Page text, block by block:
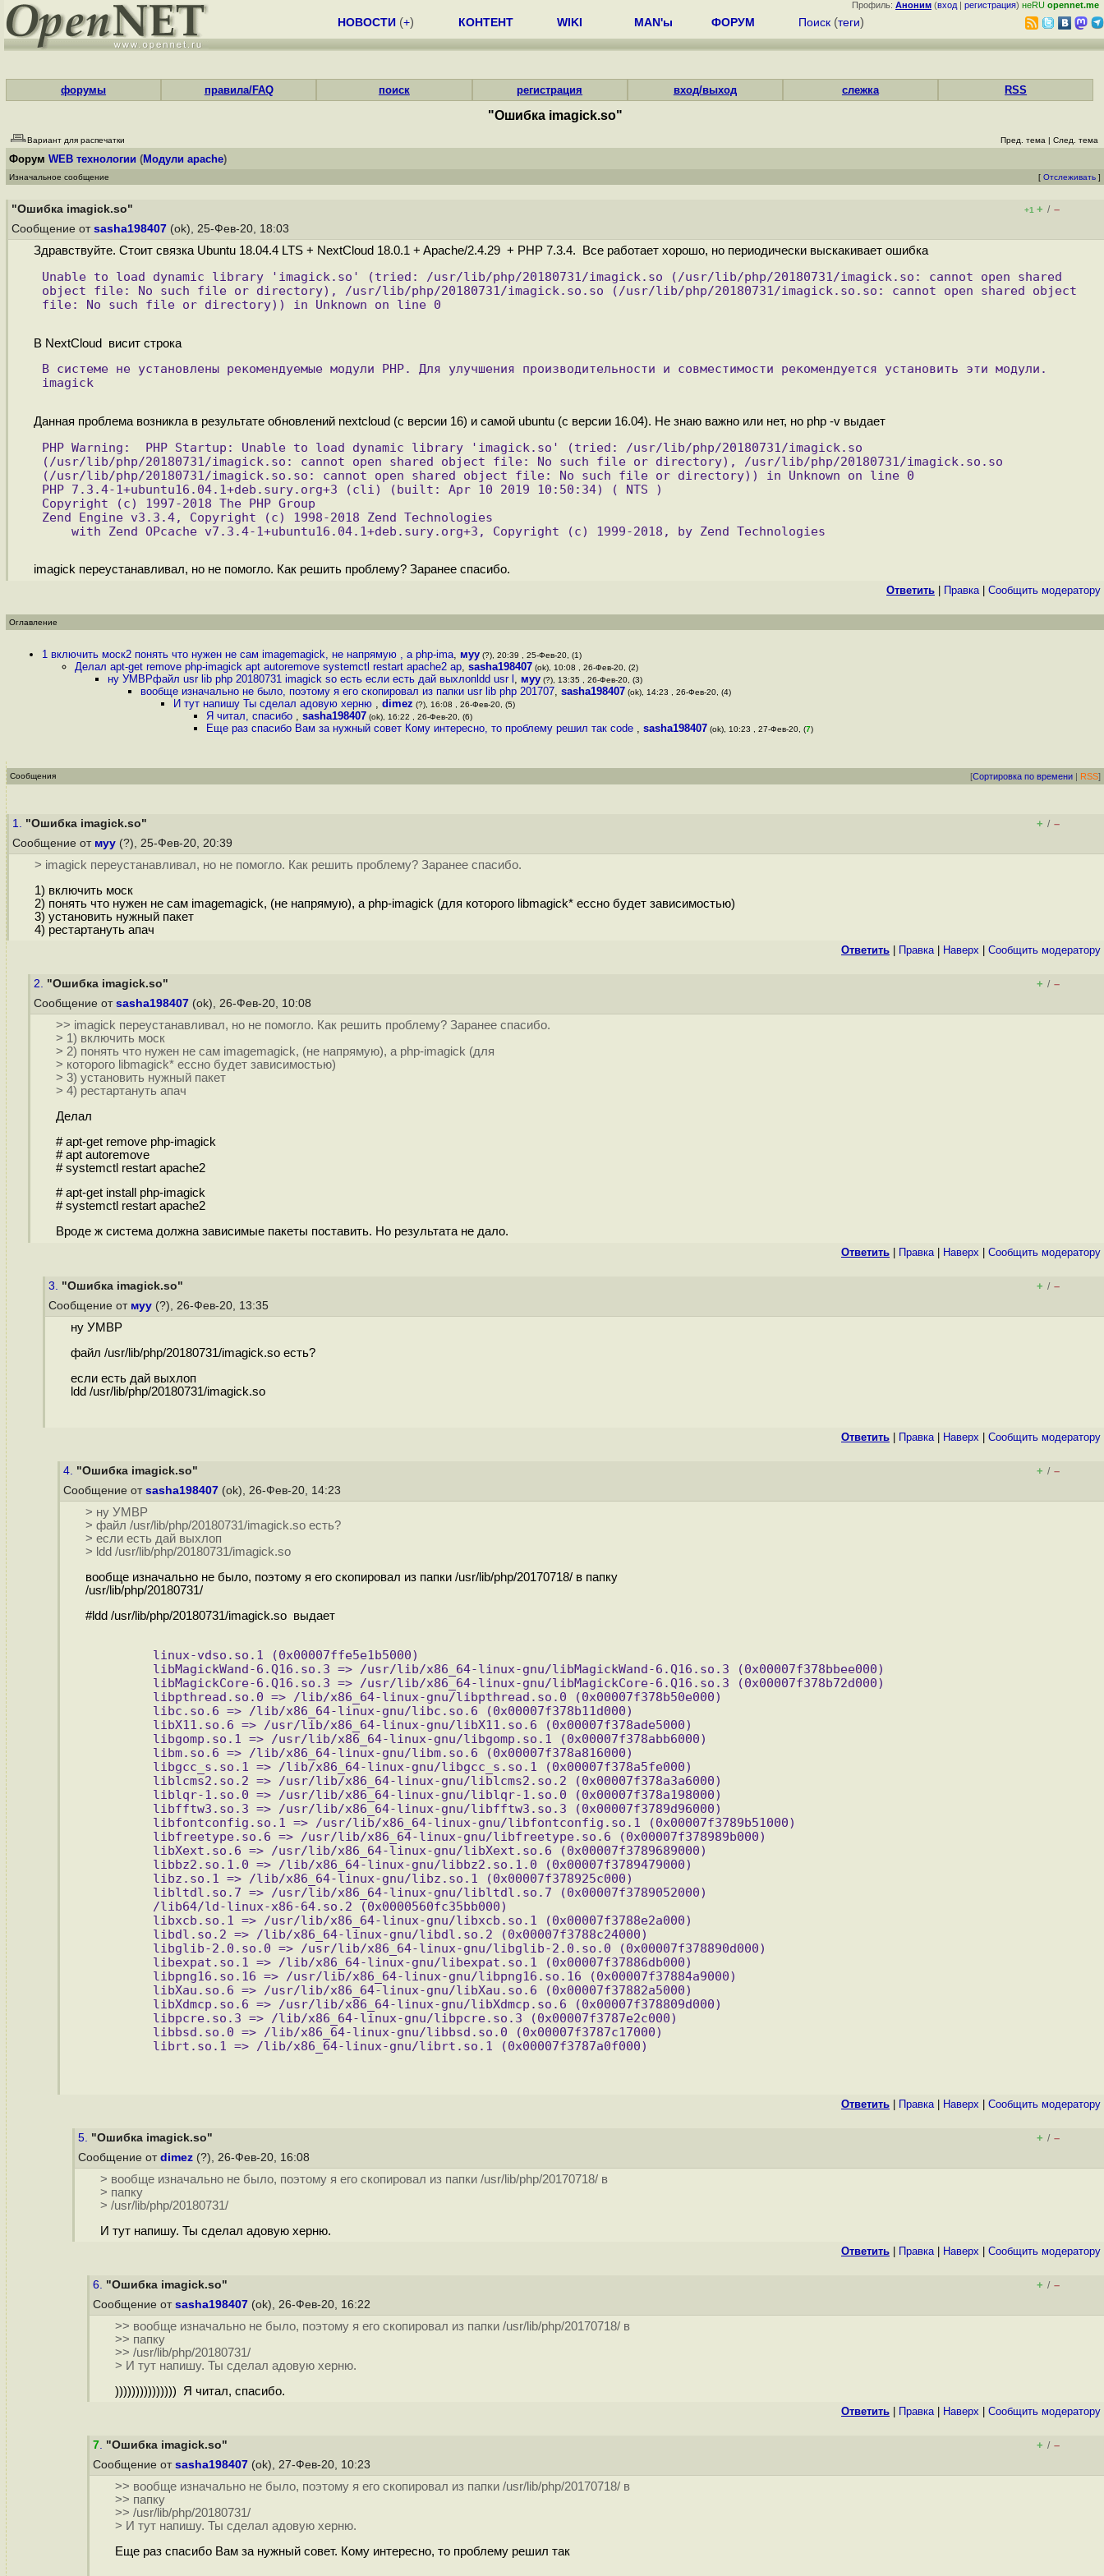
Профиль: Аноним (вход | регистрация) неRU opennet.me
НОВОСТИ (+) КОНТЕНТ WIKI MAN'ы ФОРУМ Поиск (теги)
форумы правила/FAQ поиск регистрация вход/выход слежка RSS
"Ошибка imagick.so"
Вариант для распечатки Пред. тема | След. тема
Форум WEB технологии (Модули apache)
Изначальное сообщение [ Отслеживать ]
"Ошибка imagick.so" +1 + / –
Сообщение от sasha198407 (ok), 25-Фев-20, 18:03
Здравствуйте. Стоит связка Ubuntu 18.04.4 LTS + NextCloud 18.0.1 + Apache/2.4.29 + PHP 7.3.4. Все работает хорошо, но периодически выскакивает ошибка
Unable to load dynamic library 'imagick.so' (tried: /usr/lib/php/20180731/imagick.so (/usr/lib/php/20180731/imagick.so: cannot open shared
object file: No such file or directory), /usr/lib/php/20180731/imagick.so.so (/usr/lib/php/20180731/imagick.so.so: cannot open shared object
file: No such file or directory)) in Unknown on line 0
В NextCloud висит строка
В системе не установлены рекомендуемые модули PHP. Для улучшения производительности и совместимости рекомендуется установить эти модули.
imagick
Данная проблема возникла в результате обновлений nextcloud (с версии 16) и самой ubuntu (с версии 16.04). Не знаю важно или нет, но php -v выдает
PHP Warning:  PHP Startup: Unable to load dynamic library 'imagick.so' (tried: /usr/lib/php/20180731/imagick.so
(/usr/lib/php/20180731/imagick.so: cannot open shared object file: No such file or directory), /usr/lib/php/20180731/imagick.so.so
(/usr/lib/php/20180731/imagick.so.so: cannot open shared object file: No such file or directory)) in Unknown on line 0
PHP 7.3.4-1+ubuntu16.04.1+deb.sury.org+3 (cli) (built: Apr 10 2019 10:50:34) ( NTS )
Copyright (c) 1997-2018 The PHP Group
Zend Engine v3.3.4, Copyright (c) 1998-2018 Zend Technologies
with Zend OPcache v7.3.4-1+ubuntu16.04.1+deb.sury.org+3, Copyright (c) 1999-2018, by Zend Technologies
imagick переустанавливал, но не помогло. Как решить проблему? Заранее спасибо.
Ответить Правка| Cообщить модератору
Оглавление
1 включить моск2 понять что нужен не сам imagemagick, не напрямую , а php-ima, муу (?), 20:39 , 25-Фев-20, (1)
Делал apt-get remove php-imagick apt autoremove systemctl restart apache2 ap, sasha198407 (ok), 10:08 , 26-Фев-20, (2)
ну УМВРфайл usr lib php 20180731 imagick so есть если есть дай выхлопldd usr l , муу (?), 13:35 , 26-Фев-20, (3)
вообще изначально не было, поэтому я его скопировал из папки usr lib php 201707, sasha198407 (ok), 14:23 , 26-Фев-20, (4)
И тут напишу Ты сделал адовую херню , dimez (?), 16:08 , 26-Фев-20, (5)
Я читал, спасибо , sasha198407 (ok), 16:22 , 26-Фев-20, (6)
Еще раз спасибо Вам за нужный совет Кому интересно, то проблему решил так code , sasha198407 (ok), 10:23 , 27-Фев-20, (7)
Сообщения [Сортировка по времени | RSS]
1. "Ошибка imagick.so" + / –
Сообщение от муу (?), 25-Фев-20, 20:39
> imagick переустанавливал, но не помогло. Как решить проблему? Заранее спасибо.
1) включить моск
2) понять что нужен не сам imagemagick, (не напрямую), а php-imagick (для которого libmagick* ессно будет зависимостью)
3) установить нужный пакет
4) рестартануть апач
Ответить Правка| Наверх Cообщить модератору
2. "Ошибка imagick.so" + / –
Сообщение от sasha198407 (ok), 26-Фев-20, 10:08
>> imagick переустанавливал, но не помогло. Как решить проблему? Заранее спасибо.
> 1) включить моск
> 2) понять что нужен не сам imagemagick, (не напрямую), а php-imagick (для
> которого libmagick* ессно будет зависимостью)
> 3) установить нужный пакет
> 4) рестартануть апач
Делал
# apt-get remove php-imagick
# apt autoremove
# systemctl restart apache2
# apt-get install php-imagick
# systemctl restart apache2
Вроде ж система должна зависимые пакеты поставить. Но результата не дало.
Ответить Правка| Наверх Cообщить модератору
3. "Ошибка imagick.so" + / –
Сообщение от муу (?), 26-Фев-20, 13:35
ну УМВР
файл /usr/lib/php/20180731/imagick.so есть?
если есть дай выхлоп
ldd /usr/lib/php/20180731/imagick.so
Ответить Правка| Наверх Cообщить модератору
4. "Ошибка imagick.so" + / –
Сообщение от sasha198407 (ok), 26-Фев-20, 14:23
> ну УМВР
> файл /usr/lib/php/20180731/imagick.so есть?
> если есть дай выхлоп
> ldd /usr/lib/php/20180731/imagick.so
вообще изначально не было, поэтому я его скопировал из папки /usr/lib/php/20170718/ в папку
/usr/lib/php/20180731/
#ldd /usr/lib/php/20180731/imagick.so выдает
linux-vdso.so.1 (0x00007ffe5e1b5000)
libMagickWand-6.Q16.so.3 => /usr/lib/x86_64-linux-gnu/libMagickWand-6.Q16.so.3 (0x00007f378bbee000)
libMagickCore-6.Q16.so.3 => /usr/lib/x86_64-linux-gnu/libMagickCore-6.Q16.so.3 (0x00007f378b72d000)
libpthread.so.0 => /lib/x86_64-linux-gnu/libpthread.so.0 (0x00007f378b50e000)
libc.so.6 => /lib/x86_64-linux-gnu/libc.so.6 (0x00007f378b11d000)
libX11.so.6 => /usr/lib/x86_64-linux-gnu/libX11.so.6 (0x00007f378ade5000)
libgomp.so.1 => /usr/lib/x86_64-linux-gnu/libgomp.so.1 (0x00007f378abb6000)
libm.so.6 => /lib/x86_64-linux-gnu/libm.so.6 (0x00007f378a816000)
libgcc_s.so.1 => /lib/x86_64-linux-gnu/libgcc_s.so.1 (0x00007f378a5fe000)
liblcms2.so.2 => /usr/lib/x86_64-linux-gnu/liblcms2.so.2 (0x00007f378a3a6000)
liblqr-1.so.0 => /usr/lib/x86_64-linux-gnu/liblqr-1.so.0 (0x00007f378a198000)
libfftw3.so.3 => /usr/lib/x86_64-linux-gnu/libfftw3.so.3 (0x00007f3789d96000)
libfontconfig.so.1 => /usr/lib/x86_64-linux-gnu/libfontconfig.so.1 (0x00007f3789b51000)
libfreetype.so.6 => /usr/lib/x86_64-linux-gnu/libfreetype.so.6 (0x00007f378989b000)
libXext.so.6 => /usr/lib/x86_64-linux-gnu/libXext.so.6 (0x00007f3789689000)
libbz2.so.1.0 => /lib/x86_64-linux-gnu/libbz2.so.1.0 (0x00007f3789479000)
libz.so.1 => /lib/x86_64-linux-gnu/libz.so.1 (0x00007f378925c000)
libltdl.so.7 => /usr/lib/x86_64-linux-gnu/libltdl.so.7 (0x00007f3789052000)
/lib64/ld-linux-x86-64.so.2 (0x0000560fc35bb000)
libxcb.so.1 => /usr/lib/x86_64-linux-gnu/libxcb.so.1 (0x00007f3788e2a000)
libdl.so.2 => /lib/x86_64-linux-gnu/libdl.so.2 (0x00007f3788c24000)
libglib-2.0.so.0 => /usr/lib/x86_64-linux-gnu/libglib-2.0.so.0 (0x00007f378890d000)
libexpat.so.1 => /lib/x86_64-linux-gnu/libexpat.so.1 (0x00007f37886db000)
libpng16.so.16 => /usr/lib/x86_64-linux-gnu/libpng16.so.16 (0x00007f37884a9000)
libXau.so.6 => /usr/lib/x86_64-linux-gnu/libXau.so.6 (0x00007f37882a5000)
libXdmcp.so.6 => /usr/lib/x86_64-linux-gnu/libXdmcp.so.6 (0x00007f378809d000)
libpcre.so.3 => /lib/x86_64-linux-gnu/libpcre.so.3 (0x00007f3787e2c000)
libbsd.so.0 => /lib/x86_64-linux-gnu/libbsd.so.0 (0x00007f3787c17000)
librt.so.1 => /lib/x86_64-linux-gnu/librt.so.1 (0x00007f3787a0f000)
Ответить Правка| Наверх Cообщить модератору
5. "Ошибка imagick.so" + / –
Сообщение от dimez (?), 26-Фев-20, 16:08
> вообще изначально не было, поэтому я его скопировал из папки /usr/lib/php/20170718/ в
> папку
> /usr/lib/php/20180731/
И тут напишу. Ты сделал адовую херню.
Ответить Правка| Наверх Cообщить модератору
6. "Ошибка imagick.so" + / –
Сообщение от sasha198407 (ok), 26-Фев-20, 16:22
>> вообще изначально не было, поэтому я его скопировал из папки /usr/lib/php/20170718/ в
>> папку
>> /usr/lib/php/20180731/
> И тут напишу. Ты сделал адовую херню.
))))))))))))))) Я читал, спасибо.
Ответить Правка| Наверх Cообщить модератору
7. "Ошибка imagick.so" + / –
Сообщение от sasha198407 (ok), 27-Фев-20, 10:23
>> вообще изначально не было, поэтому я его скопировал из папки /usr/lib/php/20170718/ в
>> папку
>> /usr/lib/php/20180731/
> И тут напишу. Ты сделал адовую херню.
Еще раз спасибо Вам за нужный совет. Кому интересно, то проблему решил так